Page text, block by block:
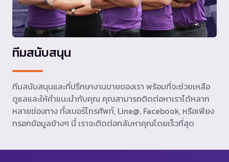
ทีมสนับสนุน
ทีมสนับสนุนและที่ปรึกษางานขายของเรา พร้อมที่จะช่วยเหลือ
ดูแลและให้คำแนะนำกับคุณ คุณสามารถติดต่อหาเราได้หลาก
หลายช่องทาง ทั้งเบอร์โทรศัพท์, Line@, Facebook, หรือเพียง
กรอกข้อมูลข้างๆ นี้ เราจะติดต่อกลับหาคุณโดยเร็วที่สุด